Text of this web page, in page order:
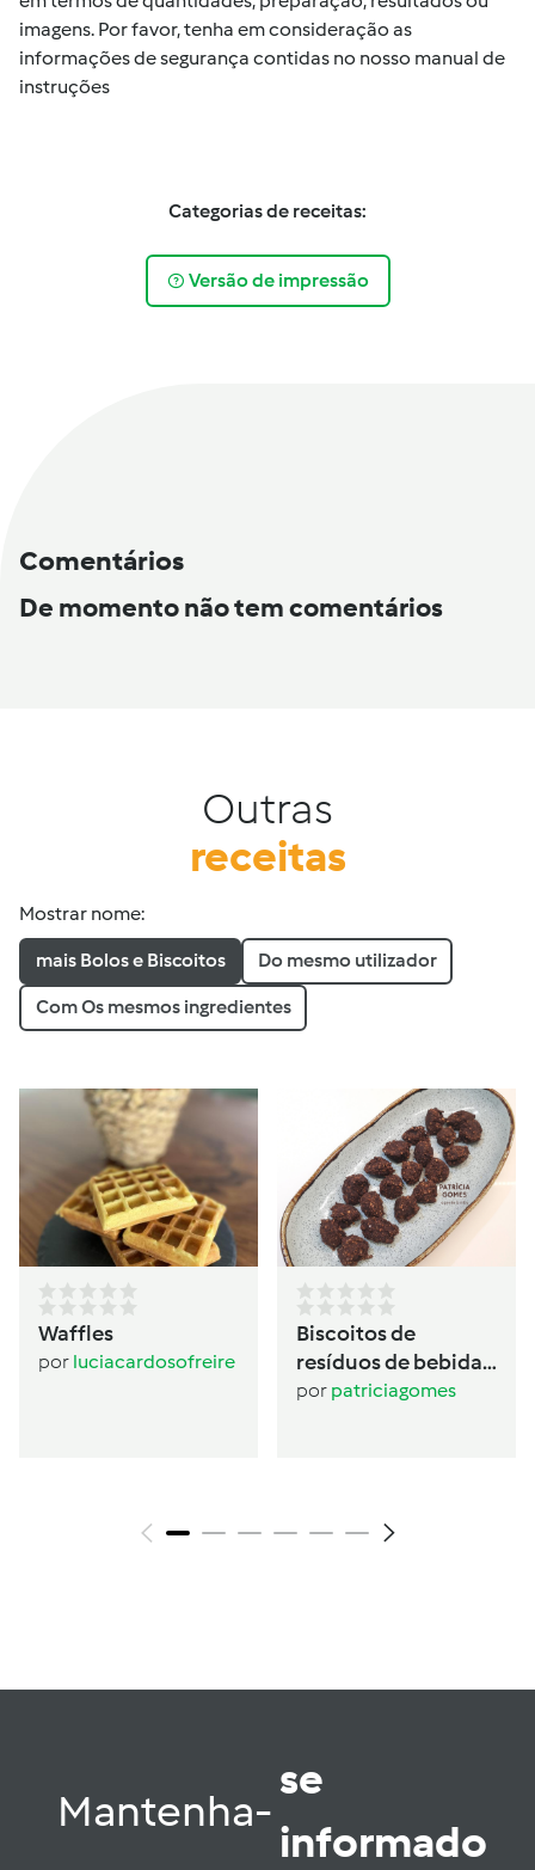
imagens. Por favor, tenha em consideração as
informações de segurança contidas no nosso manual de
instruções
Categorias de receitas:
Versão de impressão
Comentários
De momento não tem comentários
Outras
receitas
Mostrar nome:
mais Bolos e Biscoitos Do mesmo utilizador
Com Os mesmos ingredientes
Waffles
por luciacardosofreire
Biscoitos de
resíduos de bebida
de aveia
por patriciagomes
Mantenha-
se
informado